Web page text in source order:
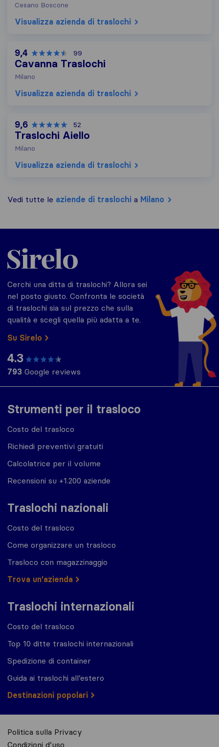
Cesano Boscone
Visualizza azienda di traslochi
9,4 99
Cavanna Traslochi
Milano
Visualizza azienda di traslochi
9,6 52
Traslochi Aiello
Milano
Visualizza azienda di traslochi
Vedi tutte le aziende di traslochi a Milano
Strumenti per il trasloco
Costo del trasloco
Richiedi preventivi gratuiti
Calcolatrice per il volume
Recensioni su +1.200 aziende
Traslochi nazionali
Costo del trasloco
Come organizzare un trasloco
Trasloco con magazzinaggio
Trova un'azienda
Traslochi internazionali
Costo del trasloco
Top 10 ditte traslochi internazionali
Spedizione di container
Guida ai traslochi all’estero
Destinazioni popolari
Sirelo.it
Cerchi una ditta di traslochi? Allora sei
nel posto giusto. Confronta le società
di traslochi sia sul prezzo che sulla
qualità e scegli quella più adatta a te.
Su Sirelo
4.3
793 Google reviews
Politica sulla Privacy
Condizioni d’uso